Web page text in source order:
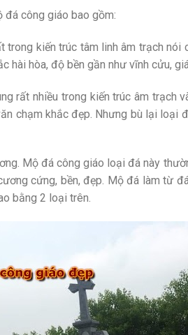
đá công giáo bao gồm:
kiến trúc tâm linh âm trạch nói
hài hòa, độ bền gần như vĩnh cửu,
rất nhiều trong kiến trúc âm trạch
chạm khắc đẹp. Nhưng bù lại loại
Mộ đá công giáo loại đá này
cứng, bền, đẹp. Mộ đá làm từ
bằng 2 loại trên.